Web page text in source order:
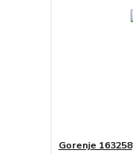
Gorenje 163258